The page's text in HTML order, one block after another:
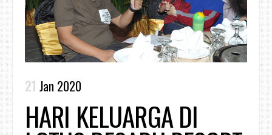
21 Jan 2020
HARI KELUARGA DI